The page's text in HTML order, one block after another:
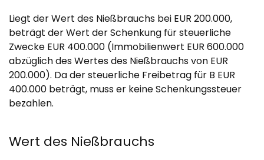
Liegt der Wert des Nießbrauchs bei EUR 200.000,
beträgt der Wert der Schenkung für steuerliche
Zwecke EUR 400.000 (Immobilienwert EUR 600.000
abzüglich des Wertes des Nießbrauchs von EUR
200.000). Da der steuerliche Freibetrag für B EUR
400.000 beträgt, muss er keine Schenkungssteuer
bezahlen.
Wert des Nießbrauchs